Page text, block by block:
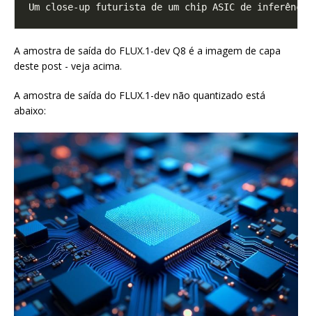
A amostra de saída do FLUX.1-dev Q8 é a imagem de capa
deste post - veja acima.
A amostra de saída do FLUX.1-dev não quantizado está
abaixo: